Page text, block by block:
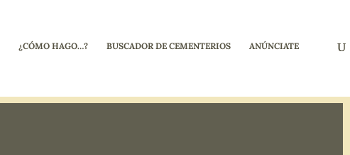
¿CÓMO HAGO…? BUSCADOR DE CEMENTERIOS ANÚNCIATE